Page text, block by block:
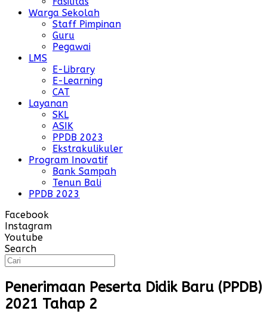
Warga Sekolah
Staff Pimpinan
Guru
Pegawai
LMS
E-Library
E-Learning
CAT
Layanan
SKL
ASIK
PPDB 2023
Ekstrakulikuler
Program Inovatif
Bank Sampah
Tenun Bali
PPDB 2023
Facebook
Instagram
Youtube
Search
Penerimaan Peserta Didik Baru (PPDB)
2021 Tahap 2